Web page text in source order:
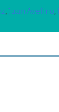
, Juan Avelino,